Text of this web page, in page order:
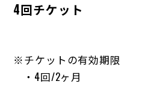
4回チケット
チケットの有効期限
・4回/2ヶ月